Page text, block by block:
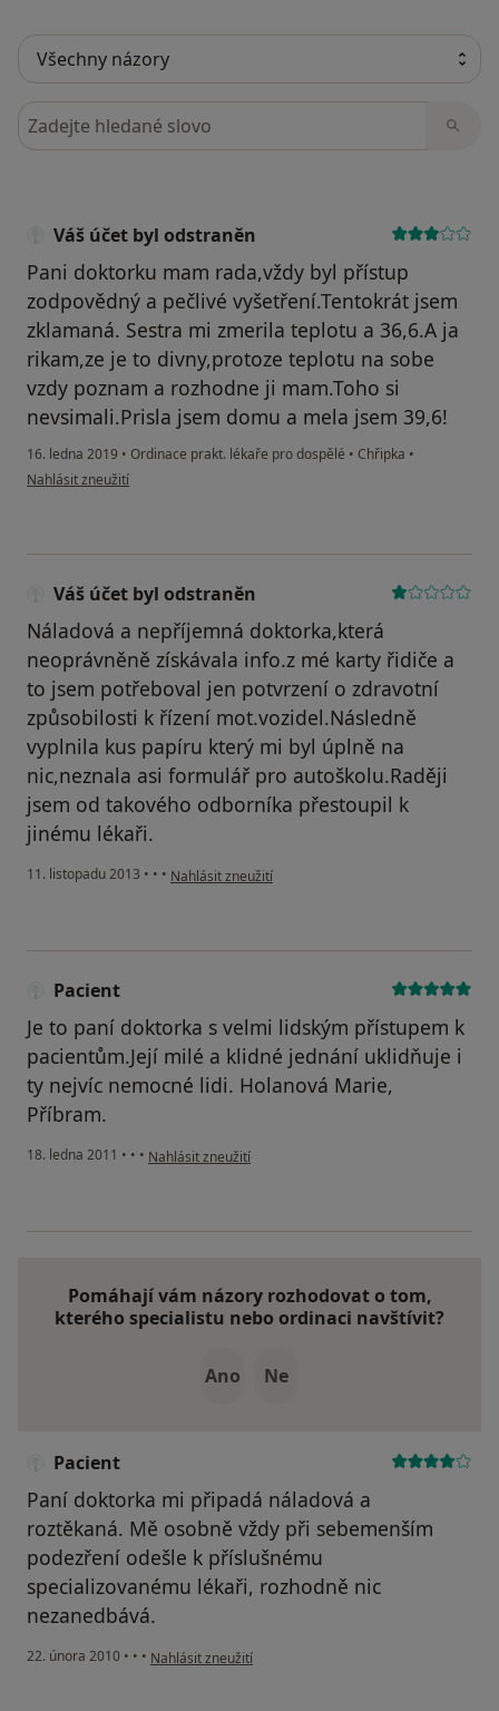
Hledejte v názorech
Váš účet byl odstraněn
Pani doktorku mam rada,vždy byl přístup
zodpovědný a pečlivé vyšetření.Tentokrát jsem
zklamaná. Sestra mi zmerila teplotu a 36,6.A ja
rikam,ze je to divny,protoze teplotu na sobe
vzdy poznam a rozhodne ji mam.Toho si
nevsimali.Prisla jsem domu a mela jsem 39,6!
16. ledna 2019 • Ordinace prakt. lékaře pro dospělé • Chřipka •
podle názoru uživatele Váš účet byl odstraněn
Nahlásit zneužití
Váš účet byl odstraněn
Náladová a nepříjemná doktorka,která
neoprávněně získávala info.z mé karty řidiče a
to jsem potřeboval jen potvrzení o zdravotní
způsobilosti k řízení mot.vozidel.Následně
vyplnila kus papíru který mi byl úplně na
nic,neznala asi formulář pro autoškolu.Raději
jsem od takového odborníka přestoupil k
jinému lékaři.
11. listopadu 2013 • • • podle názoru uživatele Váš účet byl odstraněn
Nahlásit zneužití
Pacient
Je to paní doktorka s velmi lidským přístupem k
pacientům.Její milé a klidné jednání uklidňuje i
ty nejvíc nemocné lidi. Holanová Marie,
Příbram.
18. ledna 2011 • • • podle názoru uživatele Pacient
Nahlásit zneužití
Pomáhají vám názory rozhodovat o tom,
kterého specialistu nebo ordinaci navštívit?
Ano Ne
Pacient
Paní doktorka mi připadá náladová a
roztěkaná. Mě osobně vždy při sebemenším
podezření odešle k příslušnému
specializovanému lékaři, rozhodně nic
nezanedbává.
22. února 2010 • • • podle názoru uživatele Pacient
Nahlásit zneužití